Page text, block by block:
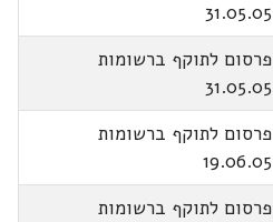
31.05.05
פרסום לתוקף ברשומות
31.05.05
פרסום לתוקף ברשומות
19.06.05
פרסום לתוקף ברשומות